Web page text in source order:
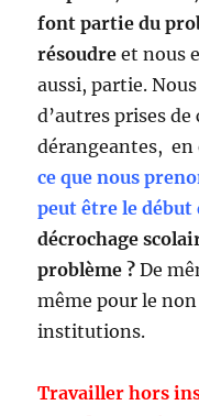
font partie du
résoudre et nous
aussi, partie.
d’autres prises
dérangeantes,
ce que nous
peut être le début
décrochage
problème ? De
même pour le
institutions.
Travailler hors